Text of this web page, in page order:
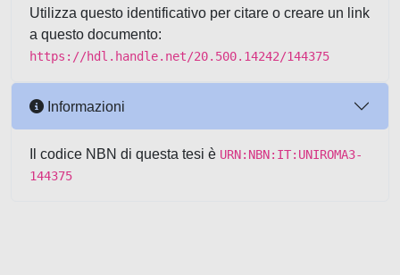
Utilizza questo identificativo per citare o creare un link
a questo documento:
https://hdl.handle.net/20.500.14242/144375
Informazioni
Il codice NBN di questa tesi è URN:NBN:IT:UNIROMA3-
144375